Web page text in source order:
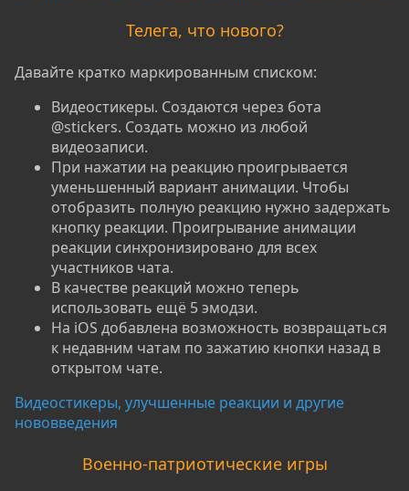
Телега, что нового?
Давайте кратко маркированным списком:
Видеостикеры. Создаются через бота
@stickers. Создать можно из любой
видеозаписи.​
При нажатии на реакцию проигрывается
уменьшенный вариант анимации. Чтобы
отобразить полную реакцию нужно задержать
кнопку реакции. Проигрывание анимации
реакции синхронизировано для всех
участников чата.​
В качестве реакций можно теперь
использовать ещё 5 эмодзи.​
На iOS добавлена возможность возвращаться
к недавним чатам по зажатию кнопки назад в
открытом чате.​
Видеостикеры, улучшенные реакции и другие
нововведения
Военно-патриотические игры